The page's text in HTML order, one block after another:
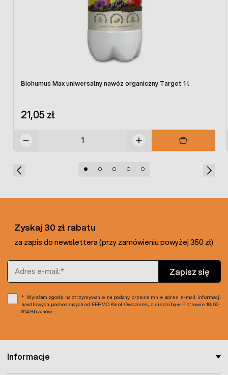
sprawia, że kwiaty są piękne i zdrowe
potas (K2O) – 1,5%
października do stycznia rośliny nawozić co 1-2
tygodnie.
Rośliny ozdobne uprawiane w ogrodach: 35 ml
roztworem podlewać 1 raz w tygodniu od
początku kwietnia do końca sierpnia.
W naszej ofercie dostępne są równieżpodłoża
ogrodniczeoraz innenawozy do kwiatów.
Biohumus Max uniwersalny nawóz organiczny Target 1 l
21,05 zł
Informacje
Zyskaj 30 zł rabatu
za zapis do newslettera (przy zamówieniu powyżej 350 zł)
Adres e-mail
Zapisz się
Wyrażam zgodę na otrzymywanie na podany przeze mnie adres e-mail informacji
handlowych pochodzących od FERMO Karol Owczarek, z siedzibą w Piotrowie 18, 62-
814 Blizanów.